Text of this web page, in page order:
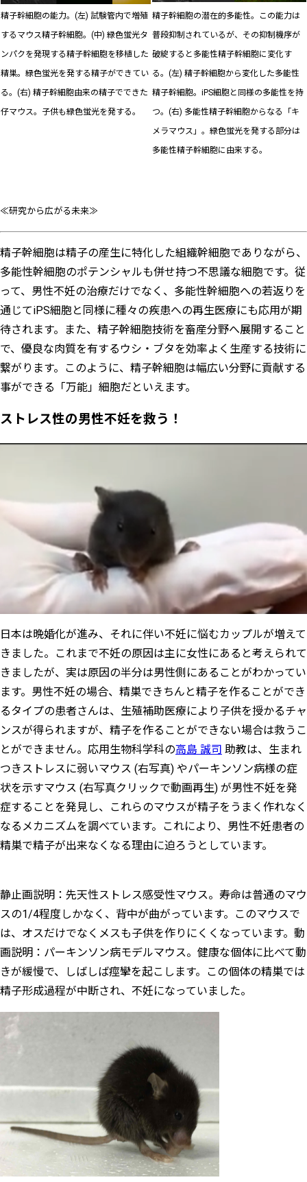
精子幹細胞の能力。(左) 試験管内で増殖
するマウス精子幹細胞。(中) 緑色蛍光タ
ンパクを発現する精子幹細胞を移植した
精巣。緑色蛍光を発する精子ができてい
る。(右) 精子幹細胞由来の精子でできた
仔マウス。子供も緑色蛍光を発する。
精子幹細胞の潜在的多能性。この能力は
普段抑制されているが、その抑制機序が
破綻すると多能性精子幹細胞に変化す
る。(左) 精子幹細胞から変化した多能性
精子幹細胞。iPS細胞と同様の多能性を持
つ。(右) 多能性精子幹細胞からなる「キ
メラマウス」。緑色蛍光を発する部分は
多能性精子幹細胞に由来する。
≪研究から広がる未来≫
精子幹細胞は精子の産生に特化した組織幹細胞でありながら、
多能性幹細胞のポテンシャルも併せ持つ不思議な細胞です。従
って、男性不妊の治療だけでなく、多能性幹細胞への若返りを
通じてiPS細胞と同様に種々の疾患への再生医療にも応用が期
待されます。また、精子幹細胞技術を畜産分野へ展開すること
で、優良な肉質を有するウシ・ブタを効率よく生産する技術に
繋がります。このように、精子幹細胞は幅広い分野に貢献する
事ができる「万能」細胞だといえます。
ストレス性の男性不妊を救う！
日本は晩婚化が進み、それに伴い不妊に悩むカップルが増えて
きました。これまで不妊の原因は主に女性にあると考えられて
きましたが、実は原因の半分は男性側にあることがわかってい
ます。男性不妊の場合、精巣できちんと精子を作ることができ
るタイプの患者さんは、生殖補助医療により子供を授かるチャ
ンスが得られますが、精子を作ることができない場合は救うこ
とができません。応用生物科学科の高島 誠司 助教は、生まれ
つきストレスに弱いマウス (右写真) やパーキンソン病様の症
状を示すマウス (右写真クリックで動画再生) が男性不妊を発
症することを発見し、これらのマウスが精子をうまく作れなく
なるメカニズムを調べています。これにより、男性不妊患者の
精巣で精子が出来なくなる理由に迫ろうとしています。
静止画説明：先天性ストレス感受性マウス。寿命は普通のマウ
スの1/4程度しかなく、背中が曲がっています。このマウスで
は、オスだけでなくメスも子供を作りにくくなっています。動
画説明：パーキンソン病モデルマウス。健康な個体に比べて動
きが緩慢で、しばしば痙攣を起こします。この個体の精巣では
精子形成過程が中断され、不妊になっていました。